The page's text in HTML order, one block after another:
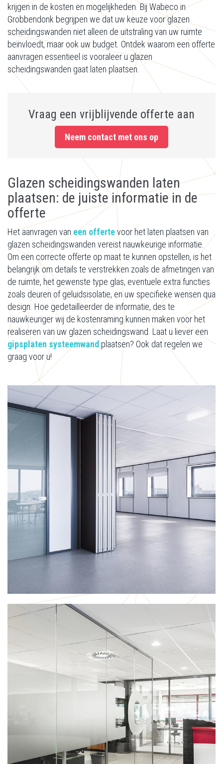
krijgen in de kosten en mogelijkheden. Bij Wabeco in
Grobbendonk begrijpen we dat uw keuze voor glazen
scheidingswanden niet alleen de uitstraling van uw ruimte
beïnvloedt, maar ook uw budget. Ontdek waarom een offerte
aanvragen essentieel is vooraleer u glazen
scheidingswanden gaat laten plaatsen.
Vraag een vrijblijvende offerte aan
Neem contact met ons op
Glazen scheidingswanden laten
plaatsen: de juiste informatie in de
offerte
Het aanvragen van een offertevoor het laten plaatsen van
glazen scheidingswanden vereist nauwkeurige informatie.
Om een correcte offerte op maat te kunnen opstellen, is het
belangrijk om details te verstrekken zoals de afmetingen van
de ruimte, het gewenste type glas, eventuele extra functies
zoals deuren of geluidsisolatie, en uw specifieke wensen qua
design. Hoe gedetailleerder de informatie, des te
nauwkeuriger wij de kostenraming kunnen maken voor het
realiseren van uw glazen scheidingswand. Laat u liever een
gipsplaten systeemwand plaatsen? Ook dat regelen we
graag voor u!